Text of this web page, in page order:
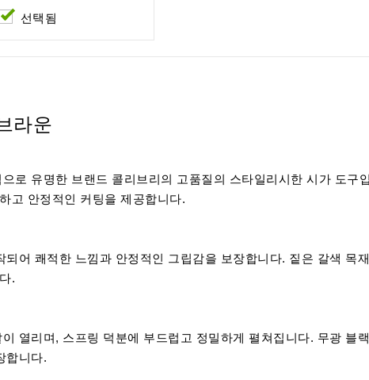
선택됨
라운
으로 유명한 브랜드 콜리브리의 고품질의 스타일리시한 시가 도구
고 안정적인 커팅을 제공합니다.
어 쾌적한 느낌과 안정적인 그립감을 보장합니다. 짙은 갈색 목
.
열리며, 스프링 덕분에 부드럽고 정밀하게 펼쳐집니다. 무광 블
합니다.